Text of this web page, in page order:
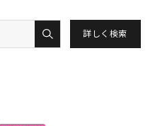
詳しく検索